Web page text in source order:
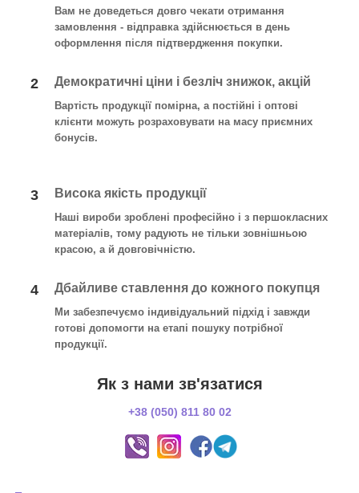
Вам не доведеться довго чекати отримання
замовлення - відправка здійснюється в день
оформлення після підтвердження покупки.
2 Демократичні ціни і безліч знижок, акцій
Вартість продукції помірна, а постійні і оптові
клієнти можуть розраховувати на масу приємних
бонусів.
3 Висока якість продукції
Наші вироби зроблені професійно і з першокласних
матеріалів, тому радують не тільки зовнішньою
красою, а й довговічністю.
4 Дбайливе ставлення до кожного покупця
Ми забезпечуємо індивідуальний підхід і завжди
готові допомогти на етапі пошуку потрібної
продукції.
Як з нами зв'язатися
+38 (050) 811 80 02